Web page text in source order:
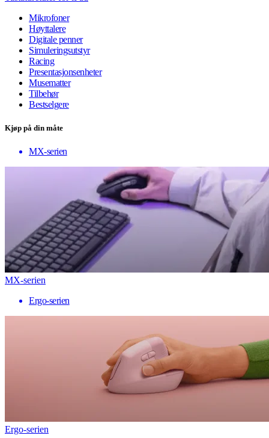
Mikrofoner
Høyttalere
Digitale penner
Simuleringsutstyr
Racing
Presentasjonsenheter
Musematter
Tilbehør
Bestselgere
Kjøp på din måte
MX-serien
MX-serien
Ergo-serien
Ergo-serien